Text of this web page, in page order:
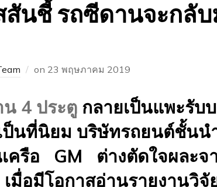
นชี้ รถซีดานจะกลั
on 23 พฤษภาคม 2019
4 ประตู กลายเป็นแพะรับ
ป็นที่นิยม บริษัทรถยนต์ชั้น
ครือ GM ต่างตัดใจผละจ
มื่อมีโอกาสอ่านรายงานวิจั